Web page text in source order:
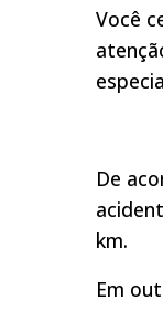
Você
De
km.
Em